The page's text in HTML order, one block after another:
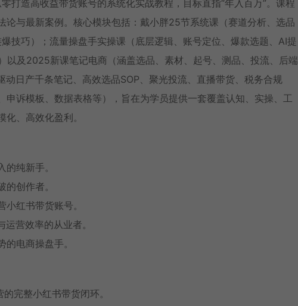
打造高收益带货账号的系统化实战教程，目标直指“年入百万”。课程
与最新案例。核心模块包括：戴小胖25节系统课（赛道分析、选品
技巧）；流量操盘手实操课（底层逻辑、账号定位、爆款选题、AI提
以及2025新课笔记电商（涵盖选品、素材、起号、测品、投流、后端
日产千条笔记、高效选品SOP、聚光投流、直播带货、税务合规
诉模板、数据表格等），旨在为学员提供一套覆盖认知、实操、工
、高效化盈利。
纯新手。
创作者。
红书带货账号。
营效率的从业者。
电商操盘手。
完整小红书带货闭环。